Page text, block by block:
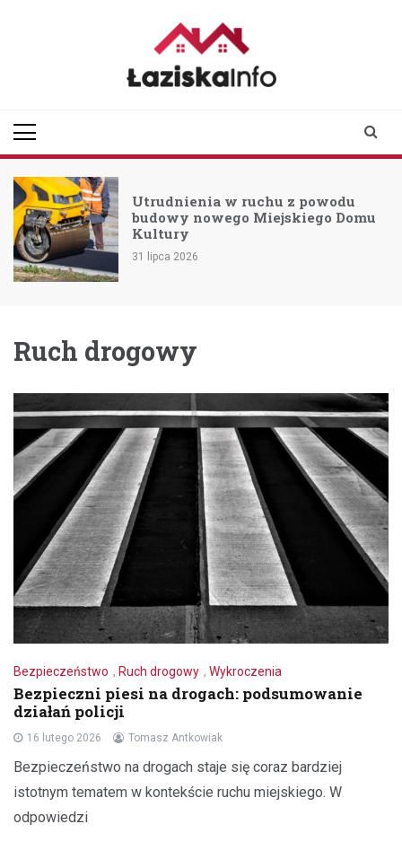
Utrudnienia w ruchu z powodu
budowy nowego Miejskiego Domu
Kultury
31 lipca 2026
Ruch drogowy
Bezpieczeństwo , Ruch drogowy , Wykroczenia
Bezpieczni piesi na drogach: podsumowanie
działań policji
16 lutego 2026 Tomasz Antkowiak
Bezpieczeństwo na drogach staje się coraz bardziej
istotnym tematem w kontekście ruchu miejskiego. W
odpowiedzi